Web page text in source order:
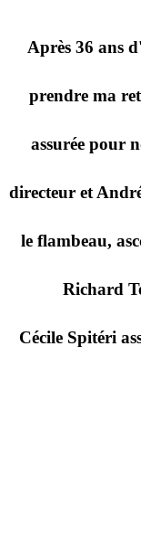
Après 36 ans
prendre ma
assurée pour
directeur et
le flambeau,
Richard
Cécile Spitéri